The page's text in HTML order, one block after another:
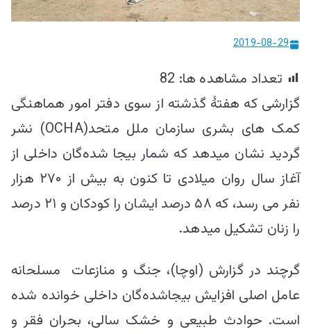
ییزو څېړنو
2019-08-29
تعداد مشاهده ها: 82
گزارشی که هفتۀ گذشته از سوی دفتر امور هماهنگی
کمک های بشری سازمان ملل متحد(OCHA) نشر
گردید نشان میدهد که شمار بیجا شده‌گان داخلی از
آغاز سال روان میلادی تا کنون به بیش از ۲۷۰ هزار
نفر می رسد، که ۵۸ درصد ایشان را کودکان و ۲۱ درصد
را زنان تشکیل میدهد.
گرچند در گزارش (اوچا)، جنگ و منازعات مسلحانه
عامل اصلی افزایش بیجاشده‌گان داخلی خوانده شده
است. حوادث طبیعی و خشک سالی، بحران فقر و